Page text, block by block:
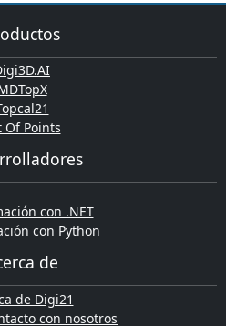
Of Points
con .NET
con Python
de
de Digi21
con nosotros